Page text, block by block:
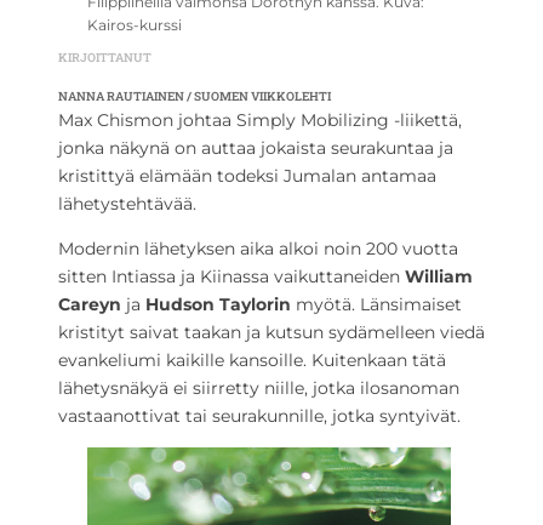
Kairos-kurssi
KIRJOITTANUT
NANNA RAUTIAINEN / SUOMEN VIIKKOLEHTI
Max Chismon johtaa Simply Mobilizing -liikettä,
jonka näkynä on auttaa jokaista seurakuntaa ja
kristittyä elämään todeksi Jumalan antamaa
lähetystehtävää.
Modernin lähetyksen aika alkoi noin 200 vuotta
sitten Intiassa ja Kiinassa vaikuttaneiden William
Careyn ja Hudson Taylorin myötä. Länsimaiset
kristityt saivat taakan ja kutsun sydämelleen viedä
evankeliumi kaikille kansoille. Kuitenkaan tätä
lähetysnäkyä ei siirretty niille, jotka ilosanoman
vastaanottivat tai seurakunnille, jotka syntyivät.